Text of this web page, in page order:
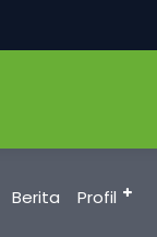
Berita Profil